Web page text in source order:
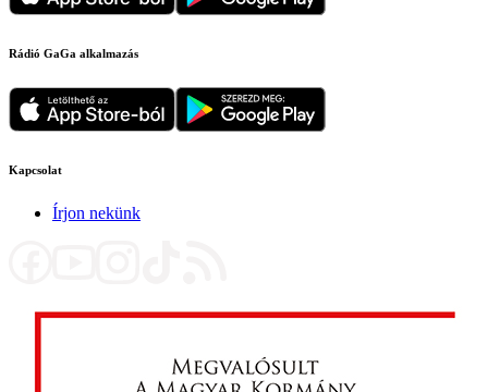
Rádió GaGa alkalmazás
Kapcsolat
Írjon nekünk